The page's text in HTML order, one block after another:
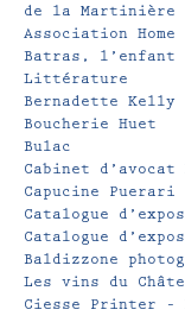
de la Martinière
Association Home
Batras, l’enfant
Littérature
Bernadette
Boucherie Huet
Bulac
Cabinet d’avocat
Capucine Puerari
Catalogue
Catalogue
Baldizzone
Les vins du
Ciesse Printer –